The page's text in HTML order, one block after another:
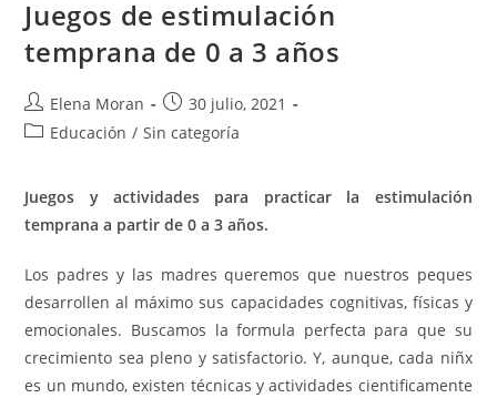
Juegos de estimulación
temprana de 0 a 3 años
Elena Moran
30 julio, 2021
Educación / Sin categoría
Juegos y actividades para practicar la estimulación
temprana a partir de 0 a 3 años.
Los padres y las madres queremos que nuestros peques
desarrollen al máximo sus capacidades cognitivas, físicas y
emocionales. Buscamos la formula perfecta para que su
crecimiento sea pleno y satisfactorio. Y, aunque, cada niñx
es un mundo, existen técnicas y actividades cientificamente